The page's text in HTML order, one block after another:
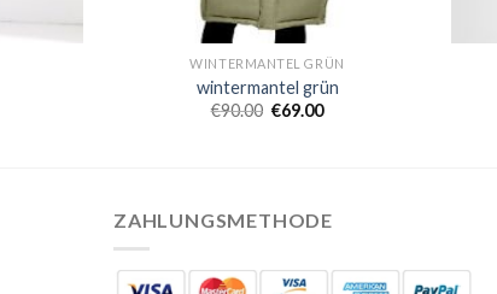
WINTERMANTEL GRÜN
wintermantel grün
€90.00 €69.00
ZAHLUNGSMETHODE